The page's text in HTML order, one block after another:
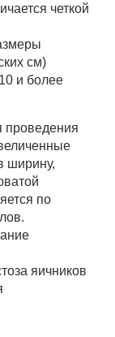
четкой
см)
и более
проведения
ширину,
по
яичников